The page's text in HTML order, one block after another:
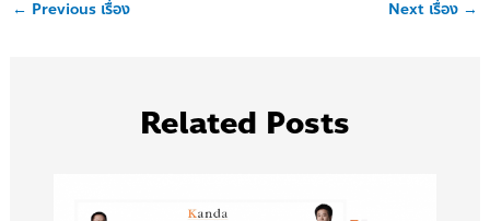
← Previous เรื่อง Next เรื่อง →
Related Posts